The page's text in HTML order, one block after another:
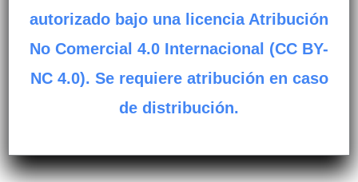
autorizado bajo una licencia Atribución
No Comercial 4.0 Internacional (CC BY-
NC 4.0). Se requiere atribución en caso
de distribución.